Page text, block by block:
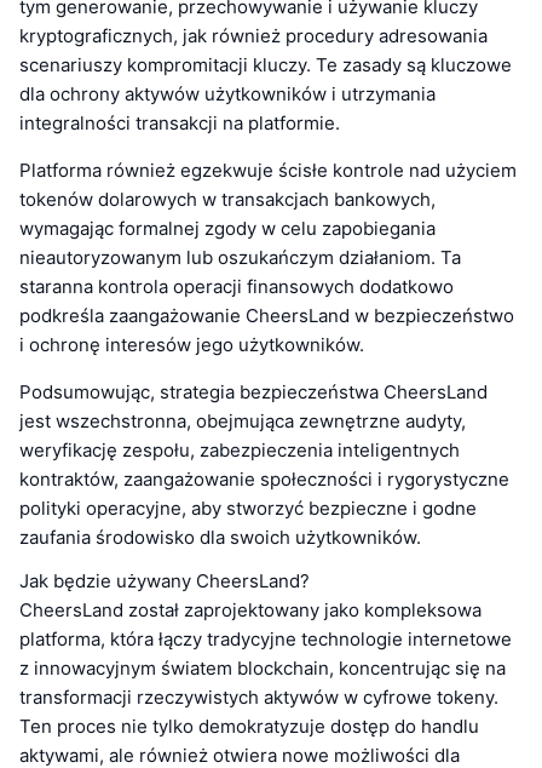
tym generowanie, przechowywanie i używanie kluczy
kryptograficznych, jak również procedury adresowania
scenariuszy kompromitacji kluczy. Te zasady są kluczowe
dla ochrony aktywów użytkowników i utrzymania
integralności transakcji na platformie.
Platforma również egzekwuje ścisłe kontrole nad użyciem
tokenów dolarowych w transakcjach bankowych,
wymagając formalnej zgody w celu zapobiegania
nieautoryzowanym lub oszukańczym działaniom. Ta
staranna kontrola operacji finansowych dodatkowo
podkreśla zaangażowanie CheersLand w bezpieczeństwo
i ochronę interesów jego użytkowników.
Podsumowując, strategia bezpieczeństwa CheersLand
jest wszechstronna, obejmująca zewnętrzne audyty,
weryfikację zespołu, zabezpieczenia inteligentnych
kontraktów, zaangażowanie społeczności i rygorystyczne
polityki operacyjne, aby stworzyć bezpieczne i godne
zaufania środowisko dla swoich użytkowników.
Jak będzie używany CheersLand?
CheersLand został zaprojektowany jako kompleksowa
platforma, która łączy tradycyjne technologie internetowe
z innowacyjnym światem blockchain, koncentrując się na
transformacji rzeczywistych aktywów w cyfrowe tokeny.
Ten proces nie tylko demokratyzuje dostęp do handlu
aktywami, ale również otwiera nowe możliwości dla